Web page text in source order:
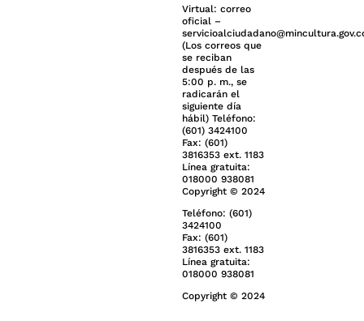
Virtual: correo
oficial –
(Los correos que
se reciban
después de las
5:00 p. m., se
radicarán el
siguiente día
hábil) Teléfono:
(601) 3424100
Fax: (601)
3816353 ext. 1183
Línea gratuita:
018000 938081
Copyright © 2024
Teléfono: (601)
3424100
Fax: (601)
3816353 ext. 1183
Línea gratuita:
018000 938081
Copyright © 2024